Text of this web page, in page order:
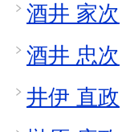
酒井 家次
酒井 忠次
井伊 直政